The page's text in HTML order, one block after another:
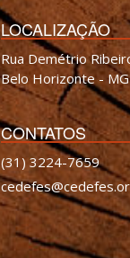
LOCALIZAÇÃO
Rua Demétrio
Belo Horizonte -
CONTATOS
(31) 3224-7659